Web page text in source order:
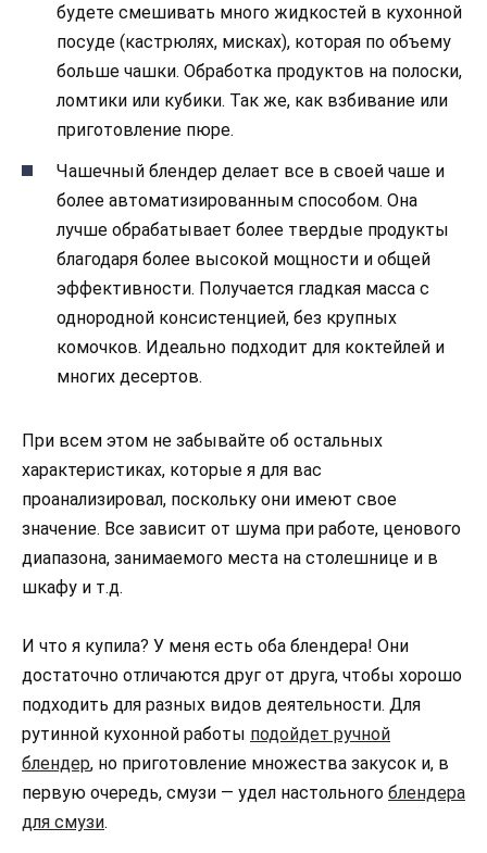
будете смешивать много жидкостей в кухонной
посуде (кастрюлях, мисках), которая по объему
больше чашки. Обработка продуктов на полоски,
ломтики или кубики. Так же, как взбивание или
приготовление пюре.
Чашечный блендер делает все в своей чаше и
более автоматизированным способом. Она
лучше обрабатывает более твердые продукты
благодаря более высокой мощности и общей
эффективности. Получается гладкая масса с
однородной консистенцией, без крупных
комочков. Идеально подходит для коктейлей и
многих десертов.
При всем этом не забывайте об остальных
характеристиках, которые я для вас
проанализировал, поскольку они имеют свое
значение. Все зависит от шума при работе, ценового
диапазона, занимаемого места на столешнице и в
шкафу и т.д.
И что я купила? У меня есть оба блендера! Они
достаточно отличаются друг от друга, чтобы хорошо
подходить для разных видов деятельности. Для
рутинной кухонной работы подойдет ручной
блендер, но приготовление множества закусок и, в
первую очередь, смузи — удел настольного блендера
для смузи.